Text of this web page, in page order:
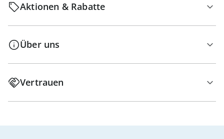
Aktionen & Rabatte
Über uns
Vertrauen